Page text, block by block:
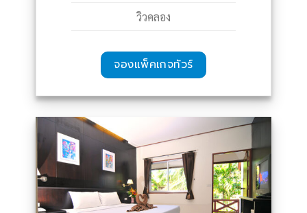
วิวคลอง
จองแพ็คเกจทัวร์